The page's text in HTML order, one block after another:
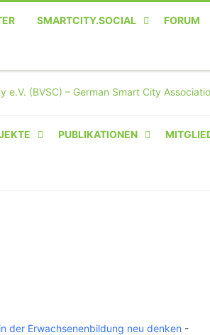
SMARTCITY.SOCIAL FORUM
PUBLIKATIONEN
der Erwachsenenbildung neu denken -